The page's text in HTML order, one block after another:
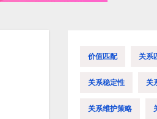
价值匹配 关系
关系稳定性 关
关系维护策略